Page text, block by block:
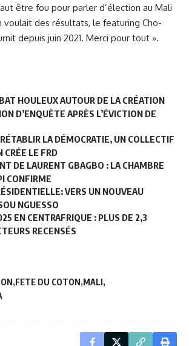
être fou pour parler d’élection au Mali
des résultats, le featuring Cho-
depuis juin 2021. Merci pour tout ».
HOULEUX AUTOUR DE LA CRÉATION
D’ENQUÊTE APRÈS L’ÉVICTION DE
LA DÉMOCRATIE, UN COLLECTIF
CRÉE LE FRD
DE LAURENT GBAGBO : LA CHAMBRE
CONFIRME
VERS UN NOUVEAU
NGUESSO
EN CENTRAFRIQUE : PLUS DE 2,3
RECENSÉS
FETE DU COTON MALI